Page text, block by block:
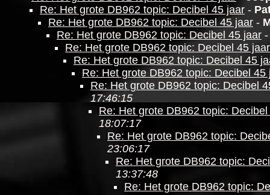
Re: Het grote DB962 topic: Decibel 45 jaar -
Re: Het grote DB962 topic: Decibel 45 jaar -
Re: Het grote DB962 topic: Decibel 45 jaar
Re: Het grote DB962 topic: Decibel 45 jaar
Re: Het grote DB962 topic: Decibel 45
Re: Het grote DB962 topic: Decibel 45
Re: Het grote DB962 topic: Decibel
17:46:15
Re: Het grote DB962 topic:
18:07:17
Re: Het grote DB962 topic:
23:06:17
Re: Het grote DB962 topic:
13:37:48
Re: Het grote DB962 topic: